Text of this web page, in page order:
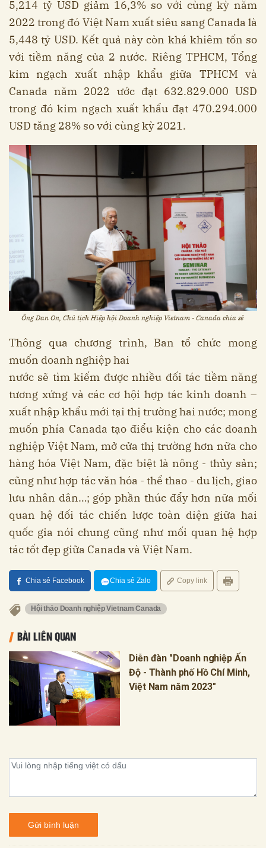
5,214 tỷ USD giảm 16,3% so với cùng kỳ năm
2022 trong đó Việt Nam xuất siêu sang Canada là
5,448 tỷ USD. Kết quả này còn khá khiêm tốn so
với tiềm năng của 2 nước. Riêng TPHCM, Tổng
kim ngạch xuất nhập khẩu giữa TPHCM và
Canada năm 2022 ước đạt 632.829.000 USD
trong đó kim ngạch xuất khẩu đạt 470.294.000
USD tăng 28% so với cùng kỳ 2021.
Ông Dan On, Chủ tịch Hiệp hội Doanh nghiệp Vietnam - Canada chia sẻ
Thông qua chương trình, Ban tổ chức mong
muốn doanh nghiệp hai
nước sẽ tìm kiếm được nhiều đối tác tiềm năng
tương xứng và các cơ hội hợp tác kinh doanh –
xuất nhập khẩu mới tại thị trường hai nước; mong
muốn phía Canada tạo điểu kiện cho các doanh
nghiệp Việt Nam, mở cửa thị trường hơn nữa cho
hàng hóa Việt Nam, đặc biệt là nông - thủy sản;
cũng như hợp tác văn hóa - thể thao - du lịch, giao
lưu nhân dân…; góp phần thúc đẩy hơn nữa mối
quan hệ đối tác chiến lược toàn diện giữa hai
quốc gia nói chung cũng như mối quan hệ hợp
tác tốt đẹp giữa Canada và Việt Nam.
Chia sẻ Facebook Chia sẻ Zalo Copy link
Hội thảo Doanh nghiệp Vietnam Canada
BÀI LIÊN QUAN
Diễn đàn "Doanh nghiệp Ấn
Độ - Thành phố Hồ Chí Minh,
Việt Nam năm 2023"
Gửi bình luận